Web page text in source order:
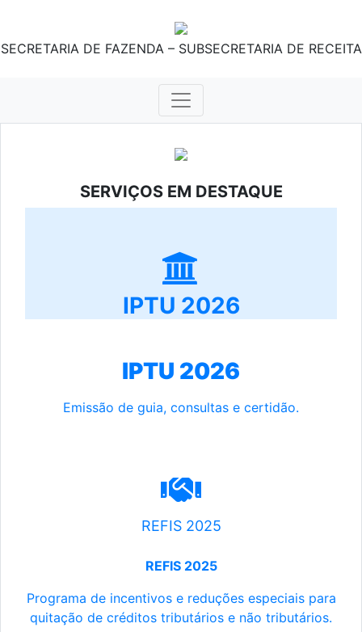
SECRETARIA DE FAZENDA – SUBSECRETARIA DE RECEITA
SERVIÇOS EM DESTAQUE
IPTU 2026
IPTU 2026
Emissão de guia, consultas e certidão.
REFIS 2025
REFIS 2025
Programa de incentivos e reduções especiais para
quitação de créditos tributários e não tributários.